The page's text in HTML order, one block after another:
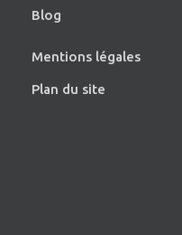
Blog
Mentions légales
Plan du site